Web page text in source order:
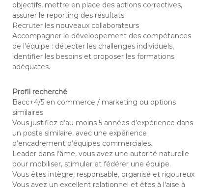
objectifs, mettre en place des actions correctives,
assurer le reporting des résultats
Recruter les nouveaux collaborateurs
Accompagner le développement des compétences
de l’équipe : détecter les challenges individuels,
identifier les besoins et proposer les formations
adéquates.
Profil recherché
Bacc+4/5 en commerce / marketing ou options
similaires
Vous justifiez d’au moins 5 années d’expérience dans
un poste similaire, avec une expérience
d’encadrement d’équipes commerciales.
Leader dans l’âme, vous avez une autorité naturelle
pour mobiliser, stimuler et fédérer une équipe.
Vous êtes intègre, responsable, organisé et rigoureux
Vous avez un excellent relationnel et êtes à l’aise à